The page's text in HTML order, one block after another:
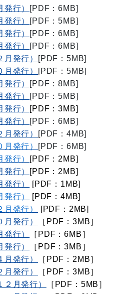
行）
[PDF：6MB]
行）
[PDF：5MB]
行）
[PDF：6MB]
行）
[PDF：6MB]
発行）
[PDF：5MB]
発行）
[PDF：5MB]
行）
[PDF：8MB]
行）
[PDF：5MB]
行）
[PDF：3MB]
行）
[PDF：6MB]
発行）
[PDF：4MB]
発行）
[PDF：6MB]
行）
[PDF：2MB]
行）
[PDF：2MB]
行）
[PDF：1MB]
行）
[PDF：4MB]
発行）
[PDF：2MB]
発行）
［PDF：3MB］
行）
［PDF：6MB］
行）
［PDF：3MB］
発行）
［PDF：2MB］
発行）
［PDF：3MB］
月発行）
［PDF：5MB］